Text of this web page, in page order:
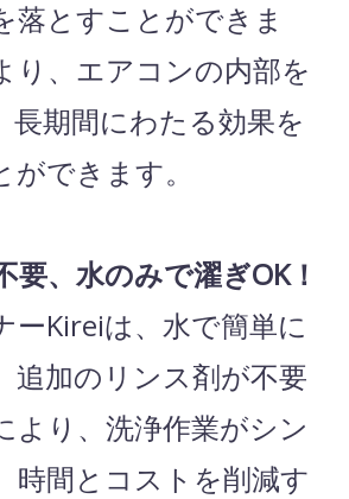
落とすことができま
り、エアコンの内部を
長期間にわたる効果を
できます。
要、水のみで濯ぎOK！
ーKireiは、水で簡単に
追加のリンス剤が不要
より、洗浄作業がシン
時間とコストを削減す